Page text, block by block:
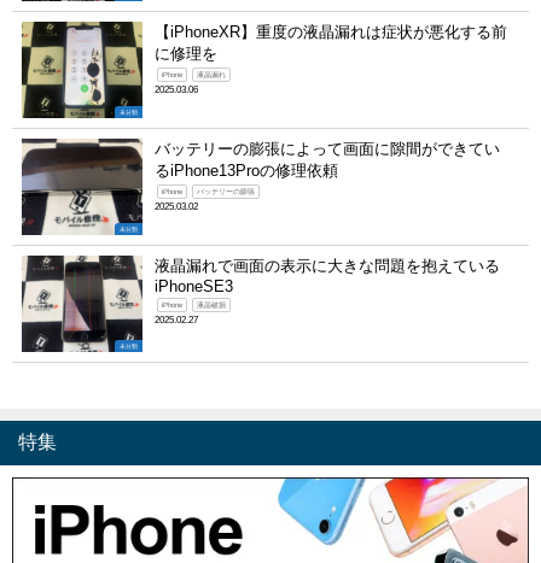
未分類
【iPhoneXR】重度の液晶漏れは症状が悪化する前
に修理を
iPhone 液晶漏れ
2025.03.06
未分類
バッテリーの膨張によって画面に隙間ができてい
るiPhone13Proの修理依頼
iPhone バッテリーの膨張
2025.03.02
未分類
液晶漏れで画面の表示に大きな問題を抱えている
iPhoneSE3
iPhone 液晶破損
2025.02.27
特集